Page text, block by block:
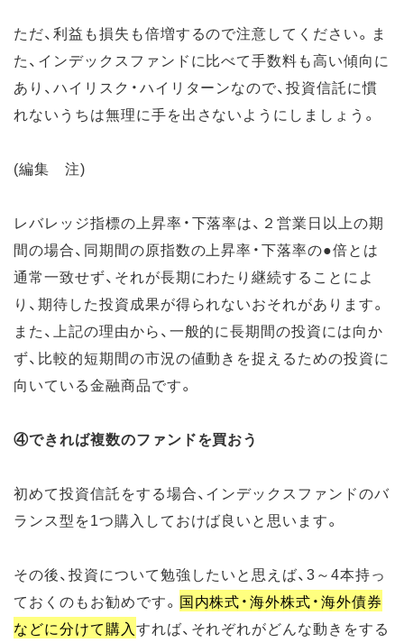
ただ、利益も損失も倍増するので注意してください。ま
た、インデックスファンドに比べて手数料も高い傾向に
あり、ハイリスク・ハイリターンなので、投資信託に慣
れないうちは無理に手を出さないようにしましょう。
(編集 注)
レバレッジ指標の上昇率・下落率は、２営業日以上の期
間の場合、同期間の原指数の上昇率・下落率の●倍とは
通常一致せず、それが長期にわたり継続することによ
り、期待した投資成果が得られないおそれがあります。
また、上記の理由から、一般的に長期間の投資には向か
ず、比較的短期間の市況の値動きを捉えるための投資に
向いている金融商品です。
④できれば複数のファンドを買おう
初めて投資信託をする場合、インデックスファンドのバ
ランス型を1つ購入しておけば良いと思います。
その後、投資について勉強したいと思えば、3～4本持っ
ておくのもお勧めです。 国内株式・海外株式・海外債券
などに分けて購入すれば、それぞれがどんな動きをする